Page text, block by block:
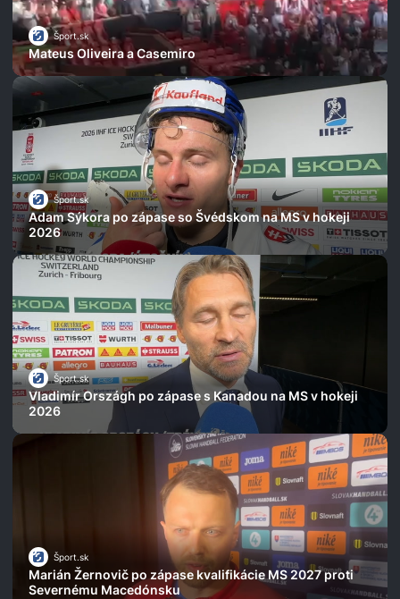
Šport.sk
Mateus Oliveira a Casemiro
Šport.sk
Adam Sýkora po zápase so Švédskom na MS v hokeji
2026
Šport.sk
Vladimír Országh po zápase s Kanadou na MS v hokeji
2026
Šport.sk
Marián Žernovič po zápase kvalifikácie MS 2027 proti
Severnému Macedónsku